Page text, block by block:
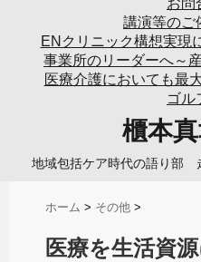
お問
講演等のご
ENクリニック構想実現
事業所のリーダーへ～
医療介護においても最
ゴル
櫃本
地域包括ケア時代の語り部
ホーム > その他 >
医療を生活資